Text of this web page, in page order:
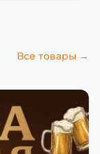
Все товары →